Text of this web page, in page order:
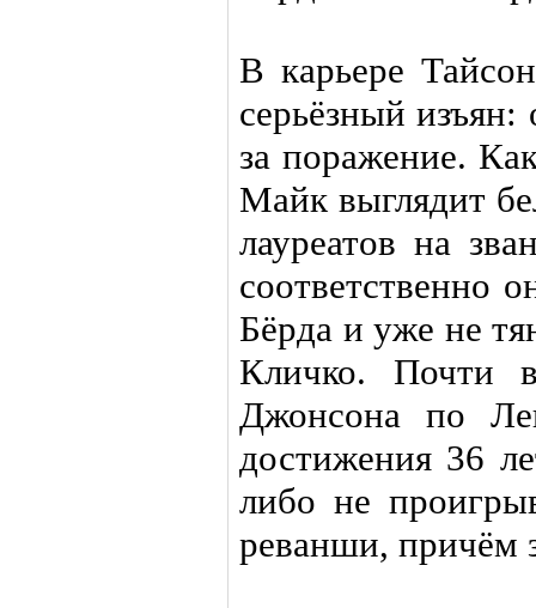
В карьере
серьёзный
за поражение.
Майк выглядит
лауреатов на
соответственно
Бёрда и уже не
Кличко. Почти
Джонсона по
достижения 36
либо не
реванши, причём